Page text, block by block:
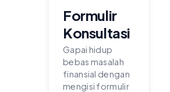
Formulir
Konsultasi
Gapai hidup
bebas masalah
finansial dengan
mengisi formulir